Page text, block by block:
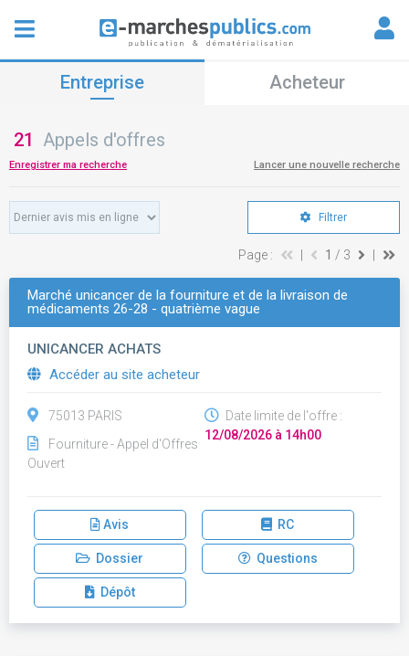
Entreprise Acheteur
21 Appels d'offres
Enregistrer ma recherche Lancer une nouvelle recherche
Filtrer
Page : 1 / 3
Marché unicancer de la fourniture et de la livraison de
médicaments 26-28 - quatrième vague
UNICANCER ACHATS
Accéder au site acheteur
75013 PARIS
Fourniture - Appel d'Offres
Ouvert
Date limite de l'offre :
12/08/2026 à 14h00
Avis RC
Dossier Questions
Dépôt